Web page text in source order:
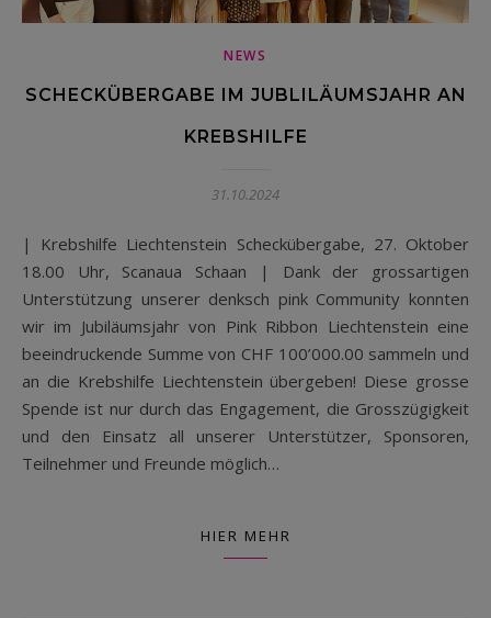
NEWS
SCHECKÜBERGABE IM JUBLILÄUMSJAHR AN
KREBSHILFE
31.10.2024
| Krebshilfe Liechtenstein Scheckübergabe, 27. Oktober
18.00 Uhr, Scanaua Schaan | Dank der grossartigen
Unterstützung unserer denksch pink Community konnten
wir im Jubiläumsjahr von Pink Ribbon Liechtenstein eine
beeindruckende Summe von CHF 100’000.00 sammeln und
an die Krebshilfe Liechtenstein übergeben! Diese grosse
Spende ist nur durch das Engagement, die Grosszügigkeit
und den Einsatz all unserer Unterstützer, Sponsoren,
Teilnehmer und Freunde möglich…
HIER MEHR